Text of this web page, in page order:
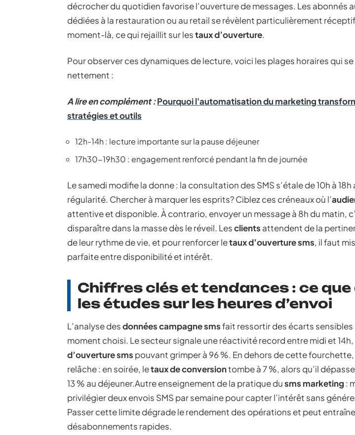
décrocher du quotidien favorise l’ouverture de messages. Les abonnés
dédiées à la restauration ou au retail se révèlent particulièrement
moment-là, ce qui rejaillit sur lestaux d’ouverture.
Pour observer ces dynamiques de lecture, voici les plages horaires qui
nettement :
A lire en complément :Pourquoi l'automatisation du marketing
stratégies et outils
12h-14h : lecture importante sur la pause déjeuner
17h30-19h30 : engagement renforcé pendant la fin de journée
Le samedi modifie la donne : la consultation des SMS s’étale de 10h à
régularité. Chercher à marquer les esprits? Ciblez ces créneaux où l’
attentive et disponible. À contrario, envoyer un message à 8h du matin,
disparaître dans la masse dès le réveil. Lesclients attendent de la
de leur rythme de vie, et pour renforcer letaux d’ouverture sms, il faut
parfaite entre disponibilité et intérêt.
Chiffres clés et tendances : ce
les études sur les heures d’envoi
L’analyse desdonnées campagne smsfait ressortir des écarts sensibles
moment choisi. Le secteur signale une réactivité record entre midi et
d’ouverture sms pouvant grimper à 96 %. En dehors de cette
relâche : en soirée, letaux de conversiontombe à 7 %, alors qu’il
13 % au déjeuner.Autre enseignement de la pratique dusms marketing :
privilégier deux envois SMS par semaine pour capter l’intérêt sans
Passer cette limite dégrade le rendement des opérations et peut
désabonnements rapides.